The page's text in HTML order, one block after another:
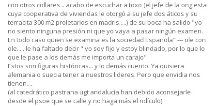
con otros collares .. acabo de escuchar a toxo (el jefe de la ong esta
cuya cooperativa de viviendas le otorgó a su jefe dos áticos y su
terracita 300 m2 proletarios en madris.....) de su boca ha salido "yo
no siento ninguna presión ni que yo vaya a pasar ningún examen.
En todo caso quien se examina es la sociedad Española" --- ole con
ole..... le ha faltado decir " yo soy fijo y estoy blindado, por lo que lo
que le pase a los demás me importa un carajo"
Estos son figuras históricas... y lo demás cuento. Ya quisiera
alemania o suecia tener a nuestros lideres. Pero que envidia nos
tienen....
(al catedrático pastrana ugt andalucía han debido aconsejarle
desde el psoe que se calle y no haga más el ridículo)